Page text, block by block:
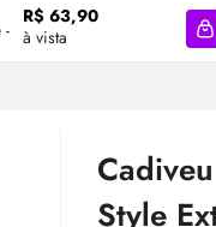
R$ 63,90
à vista
Style